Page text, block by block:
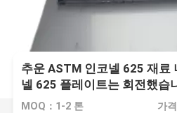
추운 ASTM 인코넬 625 재료
넬 625 플레이트는 회전했습
MOQ：1-2 톤 가